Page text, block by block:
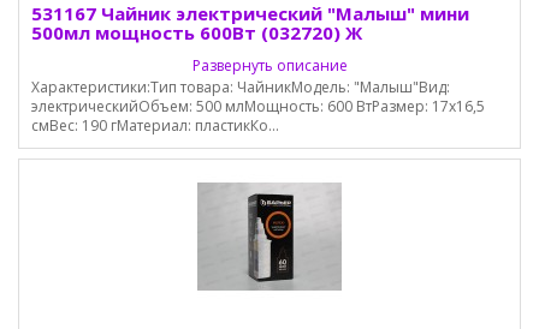
531167 Чайник электрический "Малыш" мини
500мл мощность 600Вт (032720) Ж
Развернуть описание
Характеристики:Тип товара: ЧайникМодель: "Малыш"Вид:
электрическийОбъем: 500 млМощность: 600 ВтРазмер: 17х16,5
смВес: 190 гМатериал: пластикКо...